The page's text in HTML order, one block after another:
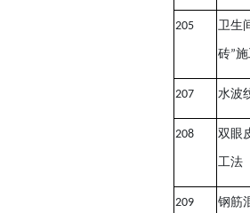
205 卫生
砖”
207 水波
208 双眼
工法
209 钢筋